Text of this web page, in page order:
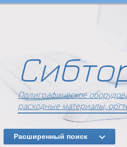
Полиграфическое
расходные материалы,
Расширенный поиск